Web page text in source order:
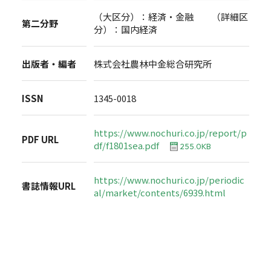
第二分野
（大区分）：経済・金融 （詳細区
分）：国内経済
出版者・編者 株式会社農林中金総合研究所
ISSN 1345-0018
PDF URL
https://www.nochuri.co.jp/report/p
df/f1801sea.pdf
255.0KB
書誌情報URL
https://www.nochuri.co.jp/periodic
al/market/contents/6939.html